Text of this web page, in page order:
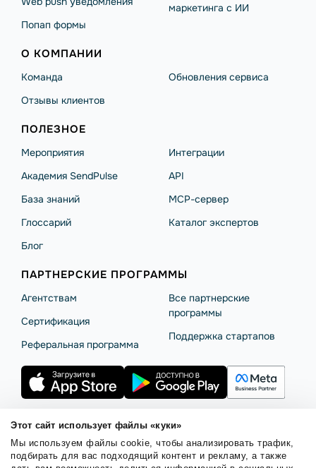
Этот сайт использует файлы «куки»
Мы используем файлы cookie, чтобы анализировать трафик,
подбирать для вас подходящий контент и рекламу, а также
Попап формы
маркетинга с ИИ
О КОМПАНИИ
Команда
Отзывы клиентов
Обновления сервиса
ПОЛЕЗНОЕ
Мероприятия
Академия SendPulse
База знаний
Глоссарий
Блог
Интеграции
API
MCP-сервер
Каталог экспертов
ПАРТНЕРСКИЕ ПРОГРАММЫ
Агентствам
Сертификация
Реферальная программа
Все партнерские
программы
Поддержка стартапов
Правила использованияБезопасность SendPulse
Политика конфиденциальности Политика Cookies